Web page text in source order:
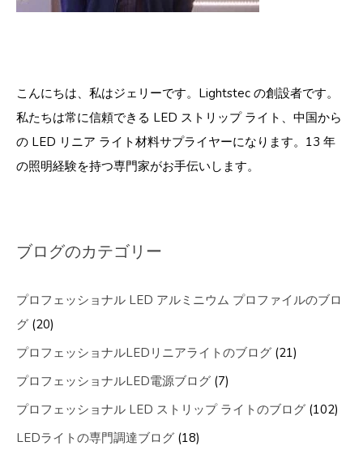
こんにちは、私はジェリーです。Lightstec の創設者です。
私たちは常に信頼できる LED ストリップ ライト、中国から
の LED リニア ライト材料サプライヤーになります。13 年
の照明経験を持つ専門家がお手伝いします。
ブログのカテゴリー
プロフェッショナル LED アルミニウム プロファイルのブロ
グ (20)
プロフェッショナルLEDリニアライトのブログ (21)
プロフェッショナルLED電源ブログ (7)
プロフェッショナル LED ストリップ ライトのブログ (102)
LEDライトの専門調達ブログ (18)